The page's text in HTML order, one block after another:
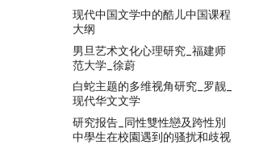
现代中国文学中的酷儿中国课程
大纲
男旦艺术文化心理研究_福建师
范大学_徐蔚
白蛇主题的多维视角研究_罗靓_
现代华文文学
研究报告_同性雙性戀及跨性別
中學生在校園遇到的骚扰和歧视